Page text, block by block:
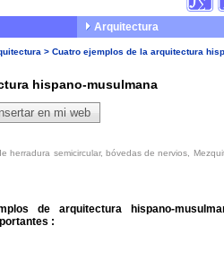
Arquitectura
> Cuatro ejemplos de la arquitectura
hispano-musulmana
en mi web
herradura semicircular, bóvedas de nervios,
de arquitectura hispano-
: